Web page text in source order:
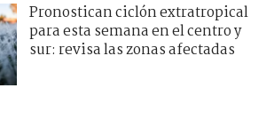
Pronostican ciclón extratropical
para esta semana en el centro y
sur: revisa las zonas afectadas